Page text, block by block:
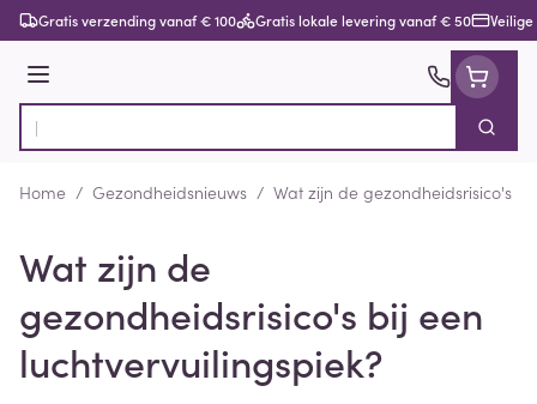
Ga naar de inhoud
Gratis verzending vanaf € 100 Gratis lokale levering vanaf € 50
Menu
Product, merk, categorie...
Zoek
Home / Gezondheidsnieuws / Wat zijn de gezondheidsrisico's
Wat zijn de
gezondheidsrisico's bij een
luchtvervuilingspiek?